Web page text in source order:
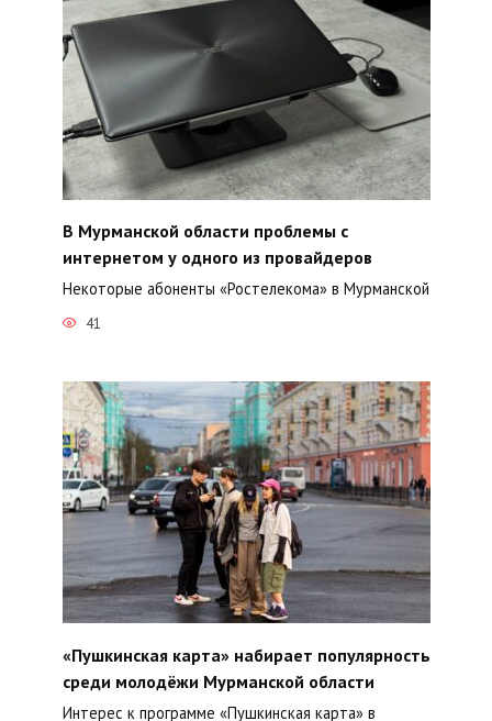
В Мурманской области проблемы с
интернетом у одного из провайдеров
Некоторые абоненты «Ростелекома» в Мурманской
41
«Пушкинская карта» набирает популярность
среди молодёжи Мурманской области
Интерес к программе «Пушкинская карта» в